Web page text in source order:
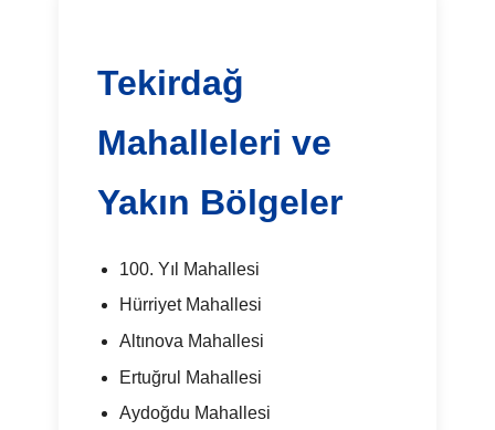
Tekirdağ
Mahalleleri ve
Yakın Bölgeler
100. Yıl Mahallesi
Hürriyet Mahallesi
Altınova Mahallesi
Ertuğrul Mahallesi
Aydoğdu Mahallesi